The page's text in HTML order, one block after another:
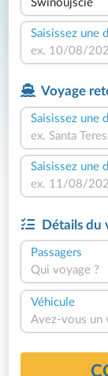
Saisissez une
Voyage
Saisissez une
Saisissez une
Détails du
Passagers
Qui voyage ?
Véhicule
Avez-vous un